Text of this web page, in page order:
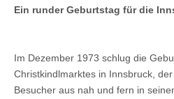
Ein runder Geburtstag für die
Im Dezember 1973 schlug die
Christkindlmarktes in Innsbruck,
Besucher aus nah und fern in